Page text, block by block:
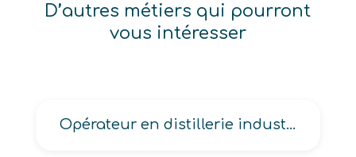
D’autres métiers qui pourront
vous intéresser
Opérateur en distillerie industrielle, en huilerie alimentaire industrielle